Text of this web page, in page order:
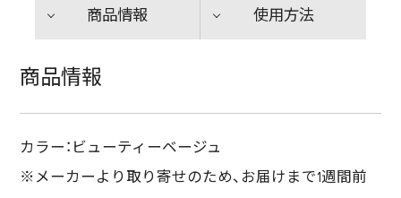
商品情報 使用方法
商品情報
カラー：ビューティーベージュ
※メーカーより取り寄せのため、お届けまで1週間前